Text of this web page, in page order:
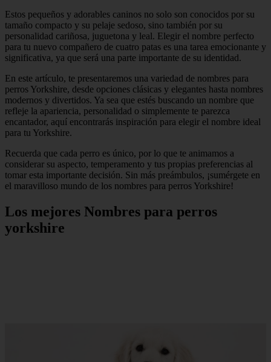
Estos pequeños y adorables caninos no solo son conocidos por su
tamaño compacto y su pelaje sedoso, sino también por su
personalidad cariñosa, juguetona y leal. Elegir el nombre perfecto
para tu nuevo compañero de cuatro patas es una tarea emocionante y
significativa, ya que será una parte importante de su identidad.
En este artículo, te presentaremos una variedad de nombres para
perros Yorkshire, desde opciones clásicas y elegantes hasta nombres
modernos y divertidos. Ya sea que estés buscando un nombre que
refleje la apariencia, personalidad o simplemente te parezca
encantador, aquí encontrarás inspiración para elegir el nombre ideal
para tu Yorkshire.
Recuerda que cada perro es único, por lo que te animamos a
considerar su aspecto, temperamento y tus propias preferencias al
tomar esta importante decisión. Sin más preámbulos, ¡sumérgete en
el maravilloso mundo de los nombres para perros Yorkshire!
Los mejores Nombres para perros
yorkshire